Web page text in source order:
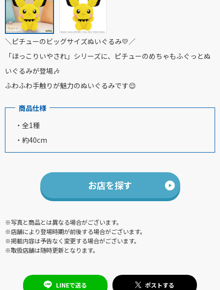
＼ピチューのビッグサイズぬいぐるみ💛／
「ほっこりいやされ」シリーズに、ピチューのめちゃもふぐっとぬ
いぐるみが登場🎶
ふわふわ手触りが魅力のぬいぐるみです😌
商品仕様
・全1種
・約40cm
お店を探す
※写真と商品とは異なる場合がございます。
※店舗により登場時期が前後する場合がございます。
※掲載内容は予告なく変更する場合がございます。
※取扱店舗は随時更新となります。
LINEで送る ポストする